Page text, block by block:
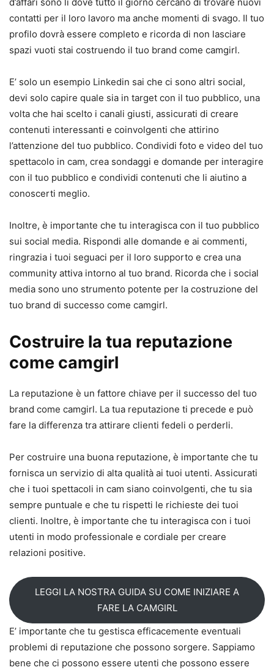
contatti per il loro lavoro ma anche momenti di svago. Il tuo
profilo dovrà essere completo e ricorda di non lasciare
spazi vuoti stai costruendo il tuo brand come camgirl.
E’ solo un esempio Linkedin sai che ci sono altri social,
devi solo capire quale sia in target con il tuo pubblico, una
volta che hai scelto i canali giusti, assicurati di creare
contenuti interessanti e coinvolgenti che attirino
l’attenzione del tuo pubblico. Condividi foto e video del tuo
spettacolo in cam, crea sondaggi e domande per interagire
con il tuo pubblico e condividi contenuti che li aiutino a
conoscerti meglio.
Inoltre, è importante che tu interagisca con il tuo pubblico
sui social media. Rispondi alle domande e ai commenti,
ringrazia i tuoi seguaci per il loro supporto e crea una
community attiva intorno al tuo brand. Ricorda che i social
media sono uno strumento potente per la costruzione del
tuo brand di successo come camgirl.
Costruire la tua reputazione
come camgirl
La reputazione è un fattore chiave per il successo del tuo
brand come camgirl. La tua reputazione ti precede e può
fare la differenza tra attirare clienti fedeli o perderli.
Per costruire una buona reputazione, è importante che tu
fornisca un servizio di alta qualità ai tuoi utenti. Assicurati
che i tuoi spettacoli in cam siano coinvolgenti, che tu sia
sempre puntuale e che tu rispetti le richieste dei tuoi
clienti. Inoltre, è importante che tu interagisca con i tuoi
utenti in modo professionale e cordiale per creare
relazioni positive.
LEGGI LA NOSTRA GUIDA SU COME INIZIARE A
FARE LA CAMGIRL
E’ importante che tu gestisca efficacemente eventuali
problemi di reputazione che possono sorgere. Sappiamo
bene che ci possono essere utenti che possono essere